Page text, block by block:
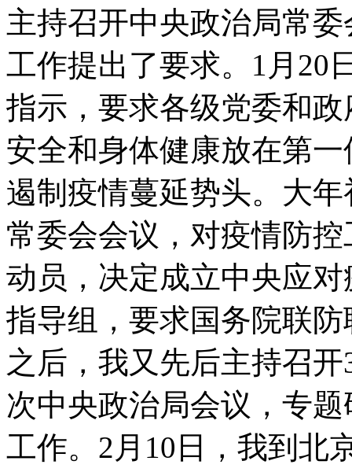
主持召开中央政治局常
工作提出了要求。1月20
指示，要求各级党委和
安全和身体健康放在第
遏制疫情蔓延势头。大
常委会会议，对疫情防
动员，决定成立中央应
指导组，要求国务院联
之后，我又先后主持召
次中央政治局会议，专
工作。2月10日，我到北